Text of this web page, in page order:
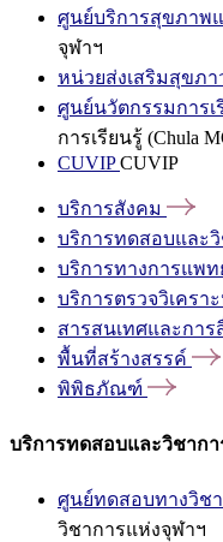
ศูนย์บริการสุขภาพ
จุฬาฯ
หน่วยส่งเสริมสุขภ
ศูนย์นวัตกรรมการเ
การเรียนรู้ (Chula
CUVIPCUVIP
บริการสังคม
บริการทดสอบและ
บริการทางการแพท
บริการตรวจวิเคร
สารสนเทศและการ
พื้นที่สร้างสรรค์
พิพิธภัณฑ์
บริการทดสอบและวิชากา
ศูนย์ทดสอบทางวิช
วิชาการแห่งจุฬาฯ